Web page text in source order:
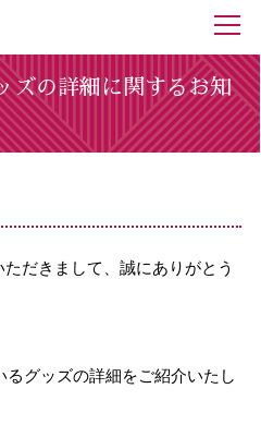
ズの詳細に関するお知
だきまして、誠にありがとう
るグッズの詳細をご紹介いたし